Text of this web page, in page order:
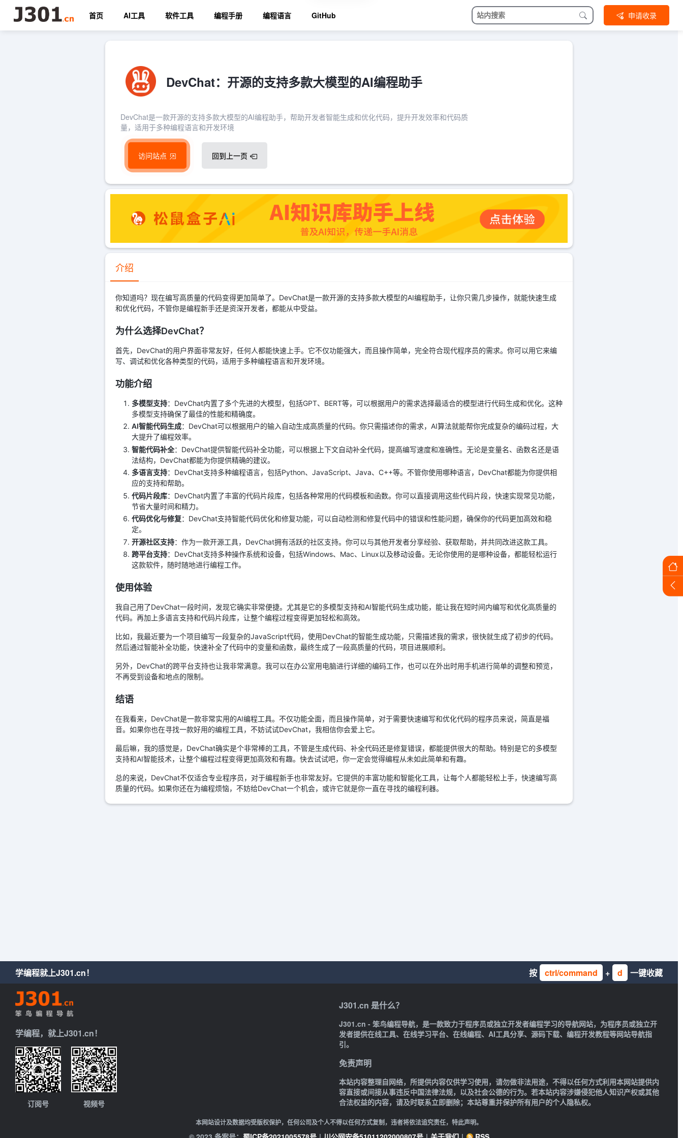
首页 AI工具 软件工具 编程手册 编程语言 GitHub 申请收录
DevChat：开源的支持多款大模型的AI编程助手
DevChat是一款开源的支持多款大模型的AI编程助手，帮助开发者智能生成和优化代码，提升开发效率和代码质
量，适用于多种编程语言和开发环境
访问站点 回到上一页
介绍
你知道吗？现在编写高质量的代码变得更加简单了。DevChat是一款开源的支持多款大模型的AI编程助手，让你只需几步操作，就能快速生成
和优化代码，不管你是编程新手还是资深开发者，都能从中受益。
为什么选择DevChat？
首先，DevChat的用户界面非常友好，任何人都能快速上手。它不仅功能强大，而且操作简单，完全符合现代程序员的需求。你可以用它来编
写、调试和优化各种类型的代码，适用于多种编程语言和开发环境。
功能介绍
多模型支持：DevChat内置了多个先进的大模型，包括GPT、BERT等，可以根据用户的需求选择最适合的模型进行代码生成和优化。这种
多模型支持确保了最佳的性能和精确度。
AI智能代码生成：DevChat可以根据用户的输入自动生成高质量的代码。你只需描述你的需求，AI算法就能帮你完成复杂的编码过程，大
大提升了编程效率。
智能代码补全：DevChat提供智能代码补全功能，可以根据上下文自动补全代码，提高编写速度和准确性。无论是变量名、函数名还是语
法结构，DevChat都能为你提供精确的建议。
多语言支持：DevChat支持多种编程语言，包括Python、JavaScript、Java、C++等。不管你使用哪种语言，DevChat都能为你提供相
应的支持和帮助。
代码片段库：DevChat内置了丰富的代码片段库，包括各种常用的代码模板和函数。你可以直接调用这些代码片段，快速实现常见功能，
节省大量时间和精力。
代码优化与修复：DevChat支持智能代码优化和修复功能，可以自动检测和修复代码中的错误和性能问题，确保你的代码更加高效和稳
定。
开源社区支持：作为一款开源工具，DevChat拥有活跃的社区支持。你可以与其他开发者分享经验、获取帮助，并共同改进这款工具。
跨平台支持：DevChat支持多种操作系统和设备，包括Windows、Mac、Linux以及移动设备。无论你使用的是哪种设备，都能轻松运行
这款软件，随时随地进行编程工作。
使用体验
我自己用了DevChat一段时间，发现它确实非常便捷。尤其是它的多模型支持和AI智能代码生成功能，能让我在短时间内编写和优化高质量的
代码。再加上多语言支持和代码片段库，让整个编程过程变得更加轻松和高效。
比如，我最近要为一个项目编写一段复杂的JavaScript代码，使用DevChat的智能生成功能，只需描述我的需求，很快就生成了初步的代码。
然后通过智能补全功能，快速补全了代码中的变量和函数，最终生成了一段高质量的代码，项目进展顺利。
另外，DevChat的跨平台支持也让我非常满意。我可以在办公室用电脑进行详细的编码工作，也可以在外出时用手机进行简单的调整和预览，
不再受到设备和地点的限制。
结语
在我看来，DevChat是一款非常实用的AI编程工具。不仅功能全面，而且操作简单，对于需要快速编写和优化代码的程序员来说，简直是福
音。如果你也在寻找一款好用的编程工具，不妨试试DevChat，我相信你会爱上它。
最后嘛，我的感觉是，DevChat确实是个非常棒的工具，不管是生成代码、补全代码还是修复错误，都能提供很大的帮助。特别是它的多模型
支持和AI智能技术，让整个编程过程变得更加高效和有趣。快去试试吧，你一定会觉得编程从未如此简单和有趣。
总的来说，DevChat不仅适合专业程序员，对于编程新手也非常友好。它提供的丰富功能和智能化工具，让每个人都能轻松上手，快速编写高
质量的代码。如果你还在为编程烦恼，不妨给DevChat一个机会，或许它就是你一直在寻找的编程利器。
学编程就上J301.cn！ 按 ctrl/command + d 一键收藏
学编程，就上J301.cn！
订阅号 视频号
J301.cn 是什么？
J301.cn - 笨鸟编程导航，是一款致力于程序员或独立开发者编程学习的导航网站，为程序员或独立开
发者提供在线工具、在线学习平台、在线编程、AI工具分享、源码下载、编程开发教程等网站导航指
引。
免责声明
本站内容整理自网络，所提供内容仅供学习使用，请勿做非法用途，不得以任何方式利用本网站提供内
容直接或间接从事违反中国法律法规，以及社会公德的行为。若本站内容涉嫌侵犯他人知识产权或其他
合法权益的内容，请及时联系立即删除；本站尊重并保护所有用户的个人隐私权。
本网站设计及数据均受版权保护，任何公司及个人不得以任何方式复制，违者将依法追究责任，特此声明。